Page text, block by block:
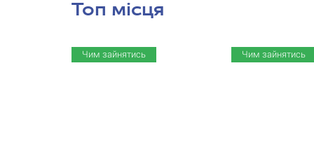
Топ місця
Чим зайнятись Чим зайнятись